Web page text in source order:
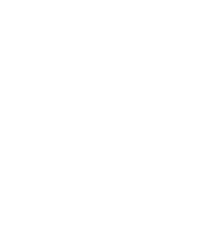
que regaló
de la Selección